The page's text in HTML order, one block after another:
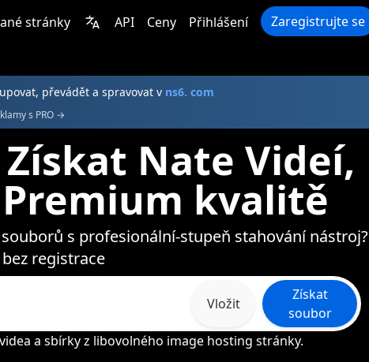
stránky API Ceny Přihlášení Zaregistrujte se
převádět a spravovat v ns6. com
s PRO →
Získat Nate Videí,
kvalitě
s profesionální-stupeň stahování nástroj?
registrace
Vložit
Získat
soubor
a sbírky z libovolného image hosting stránky.